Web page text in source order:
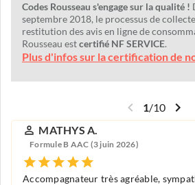
Codes Rousseau s'engage sur la qualité !
septembre 2018, le processus de
restitution des avis en ligne de
Rousseau estcertifié NF SERVICE.
Plus d'infos sur la certification de
1/10
MATHYS A.
Formule B AAC (3 juin 2026)
Accompagnateur très agréable,